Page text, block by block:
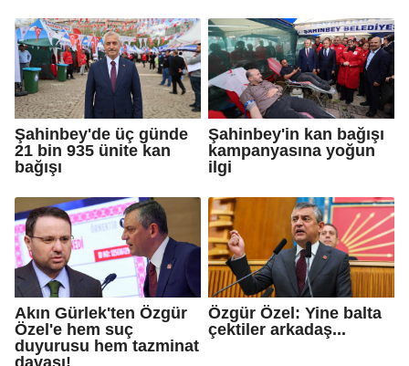
Şahinbey'de üç günde
21 bin 935 ünite kan
bağışı
Şahinbey'in kan bağışı
kampanyasına yoğun
ilgi
Akın Gürlek'ten Özgür
Özel'e hem suç
duyurusu hem tazminat
davası!
Özgür Özel: Yine balta
çektiler arkadaş...